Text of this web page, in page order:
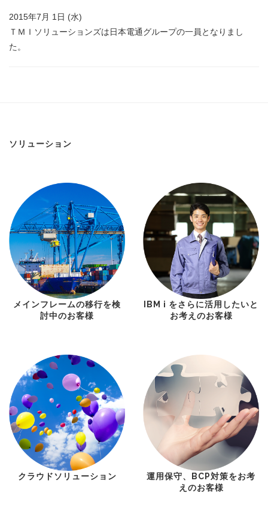
2015年7月 1日 (水)
ＴＭＩソリューションズは日本電通グループの一員となりまし
た。
ソリューション
メインフレームの移行を検
討中のお客様
IBM i をさらに活用したいと
お考えのお客様
クラウドソリューション
運用保守、BCP対策をお考
えのお客様